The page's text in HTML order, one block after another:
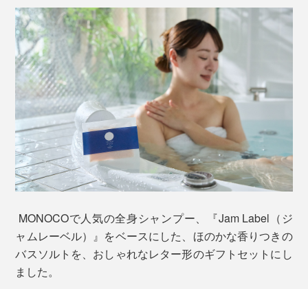
MONOCOで人気の全身シャンプー、『Jam Label（ジ
ャムレーベル）』をベースにした、ほのかな香りつきの
バスソルトを、おしゃれなレター形のギフトセットにし
ました。